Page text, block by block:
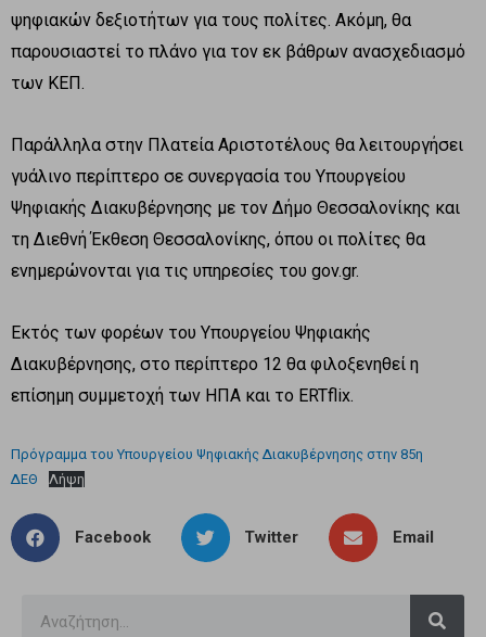
ψηφιακών δεξιοτήτων για τους πολίτες. Ακόμη, θα
παρουσιαστεί το πλάνο για τον εκ βάθρων ανασχεδιασμό
των ΚΕΠ.
Παράλληλα στην Πλατεία Αριστοτέλους θα λειτουργήσει
γυάλινο περίπτερο σε συνεργασία του Υπουργείου
Ψηφιακής Διακυβέρνησης με τον Δήμο Θεσσαλονίκης και
τη Διεθνή Έκθεση Θεσσαλονίκης, όπου οι πολίτες θα
ενημερώνονται για τις υπηρεσίες του gov.gr.
Εκτός των φορέων του Υπουργείου Ψηφιακής
Διακυβέρνησης, στο περίπτερο 12 θα φιλοξενηθεί η
επίσημη συμμετοχή των ΗΠΑ και το ERTflix.
Πρόγραμμα του Υπουργείου Ψηφιακής Διακυβέρνησης στην 85η
ΔΕΘ
Λήψη
Facebook Twitter Email